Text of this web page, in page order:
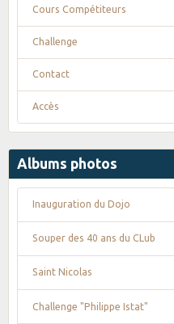
Cours Compétiteurs
Challenge
Contact
Accès
Albums photos
Inauguration du Dojo
Souper des 40 ans du CLub
Saint Nicolas
Challenge "Philippe Istat"